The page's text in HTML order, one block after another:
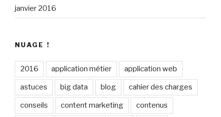
janvier 2016
NUAGE !
2016 application métier application web
astuces big data blog cahier des charges
conseils content marketing contenus